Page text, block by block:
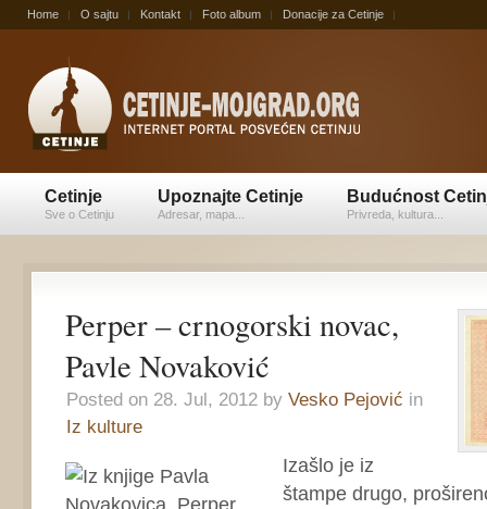
Home O sajtu Kontakt Foto album Donacije za Cetinje
Cetinje
Sve o Cetinju
Upoznajte Cetinje
Adresar, mapa...
Budućnost
Privreda, kultura...
Perper – crnogorski novac,
Pavle Novaković
Posted on 28. Jul, 2012 by Vesko Pejović in
Iz kulture
Izašlo je iz
štampe drugo,